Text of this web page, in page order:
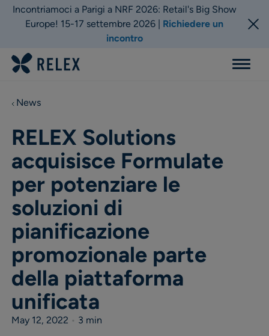
Incontriamoci a Parigi a NRF 2026: Retail's Big Show
Europe! 15-17 settembre 2026 | Richiedere un
incontro
Menu
News
RELEX Solutions
acquisisce Formulate
per potenziare le
soluzioni di
pianificazione
promozionale parte
della piattaforma
unificata
May 12, 2022 • 3 min